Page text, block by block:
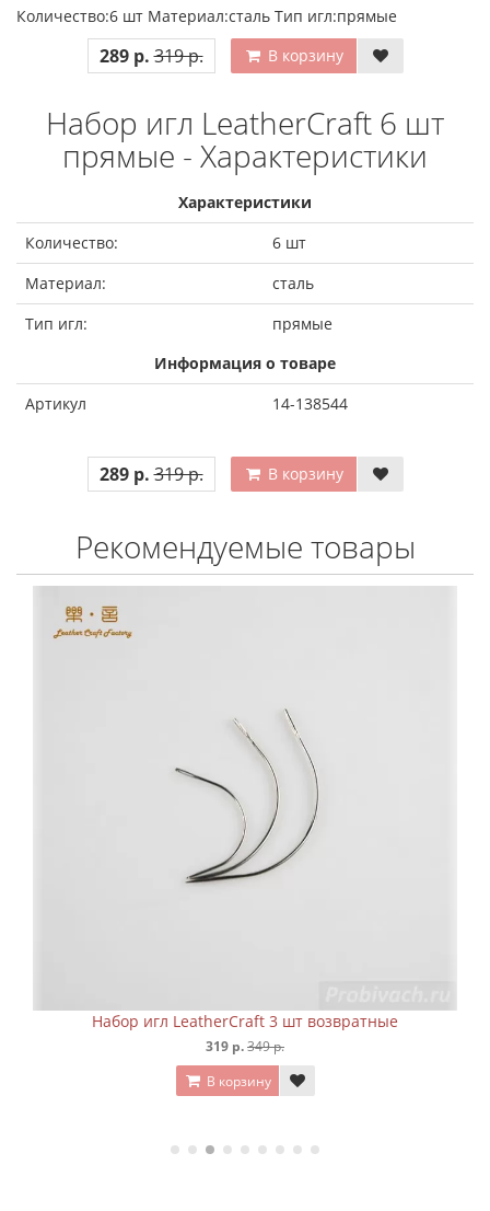
Количество:6 шт Материал:сталь Тип игл:прямые
289 р. 319 р. В корзину
Набор игл LeatherCraft 6 шт
прямые - Характеристики
Характеристики
Количество:
6 шт
Материал:
сталь
Тип игл:
прямые
Информация о товаре
Артикул
14-138544
289 р. 319 р. В корзину
Рекомендуемые товары
Набор игл LeatherCraft 3 шт возвратные
319 р.349 р.
В корзину